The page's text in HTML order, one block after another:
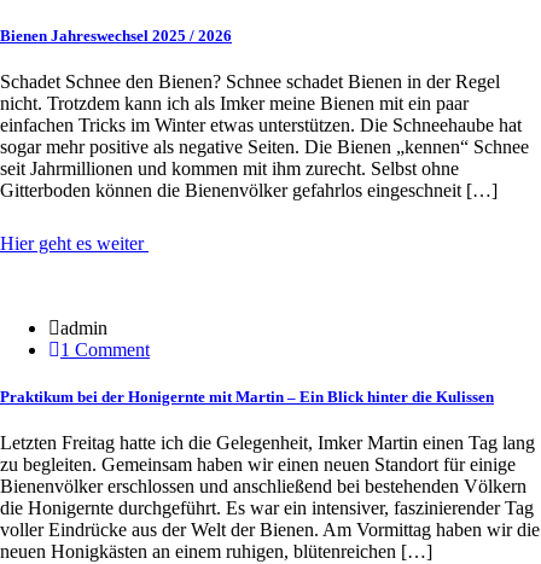
Bienen Jahreswechsel 2025 / 2026
Schadet Schnee den Bienen? Schnee schadet Bienen in der Regel
nicht. Trotzdem kann ich als Imker meine Bienen mit ein paar
einfachen Tricks im Winter etwas unterstützen. Die Schneehaube hat
sogar mehr positive als negative Seiten. Die Bienen „kennen“ Schnee
seit Jahrmillionen und kommen mit ihm zurecht. Selbst ohne
Gitterboden können die Bienenvölker gefahrlos eingeschneit […]
Hier geht es weiter
admin
1 Comment
Praktikum bei der Honigernte mit Martin – Ein Blick hinter die Kulissen
Letzten Freitag hatte ich die Gelegenheit, Imker Martin einen Tag lang
zu begleiten. Gemeinsam haben wir einen neuen Standort für einige
Bienenvölker erschlossen und anschließend bei bestehenden Völkern
die Honigernte durchgeführt. Es war ein intensiver, faszinierender Tag
voller Eindrücke aus der Welt der Bienen. Am Vormittag haben wir die
neuen Honigkästen an einem ruhigen, blütenreichen […]